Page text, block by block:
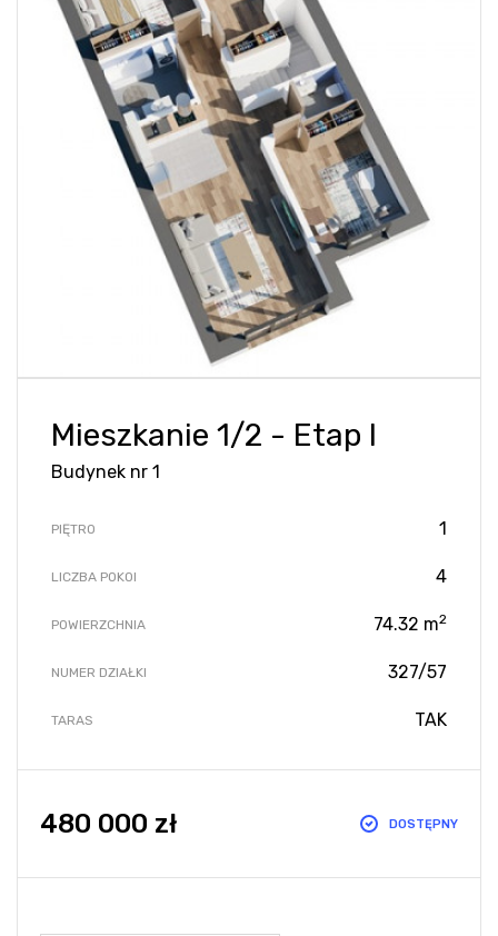
Mieszkanie 1/2 - Etap I
Budynek nr 1
PIĘTRO 1
LICZBA POKOI 4
POWIERZCHNIA 74.32 m2
NUMER DZIAŁKI 327/57
TARAS TAK
480 000 zł DOSTĘPNY